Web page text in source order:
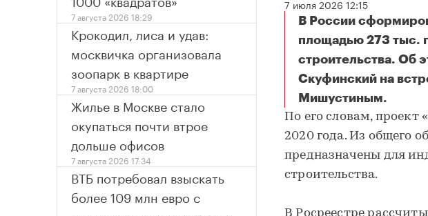
7 июля 2026 12:15
В России
площадью 273 тыс.
строительства. Об
Скуфинский на
Мишустиным.
По его словам, проект
2020 года. Из общего
предназначены для
строительства.
7 августа 2026 18:29
Крокодил, лиса и удав:
москвичка организовала
зоопарк в квартире
7 августа 2026 18:00
Жилье в Москве стало
окупаться почти втрое
дольше офисов
7 августа 2026 17:34
ВТБ потребовал взыскать
более 109 млн евро с